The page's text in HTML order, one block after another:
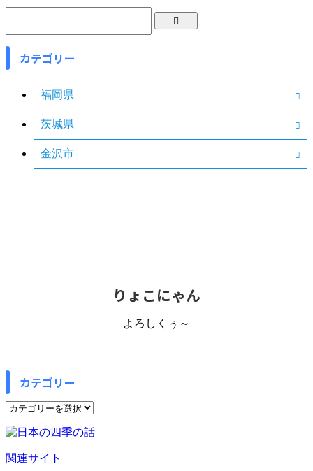
カテゴリー
福岡県
茨城県
金沢市
りょこにゃん
よろしくぅ～
カテゴリー
カ
ゴ
リ
ー
関連サイト